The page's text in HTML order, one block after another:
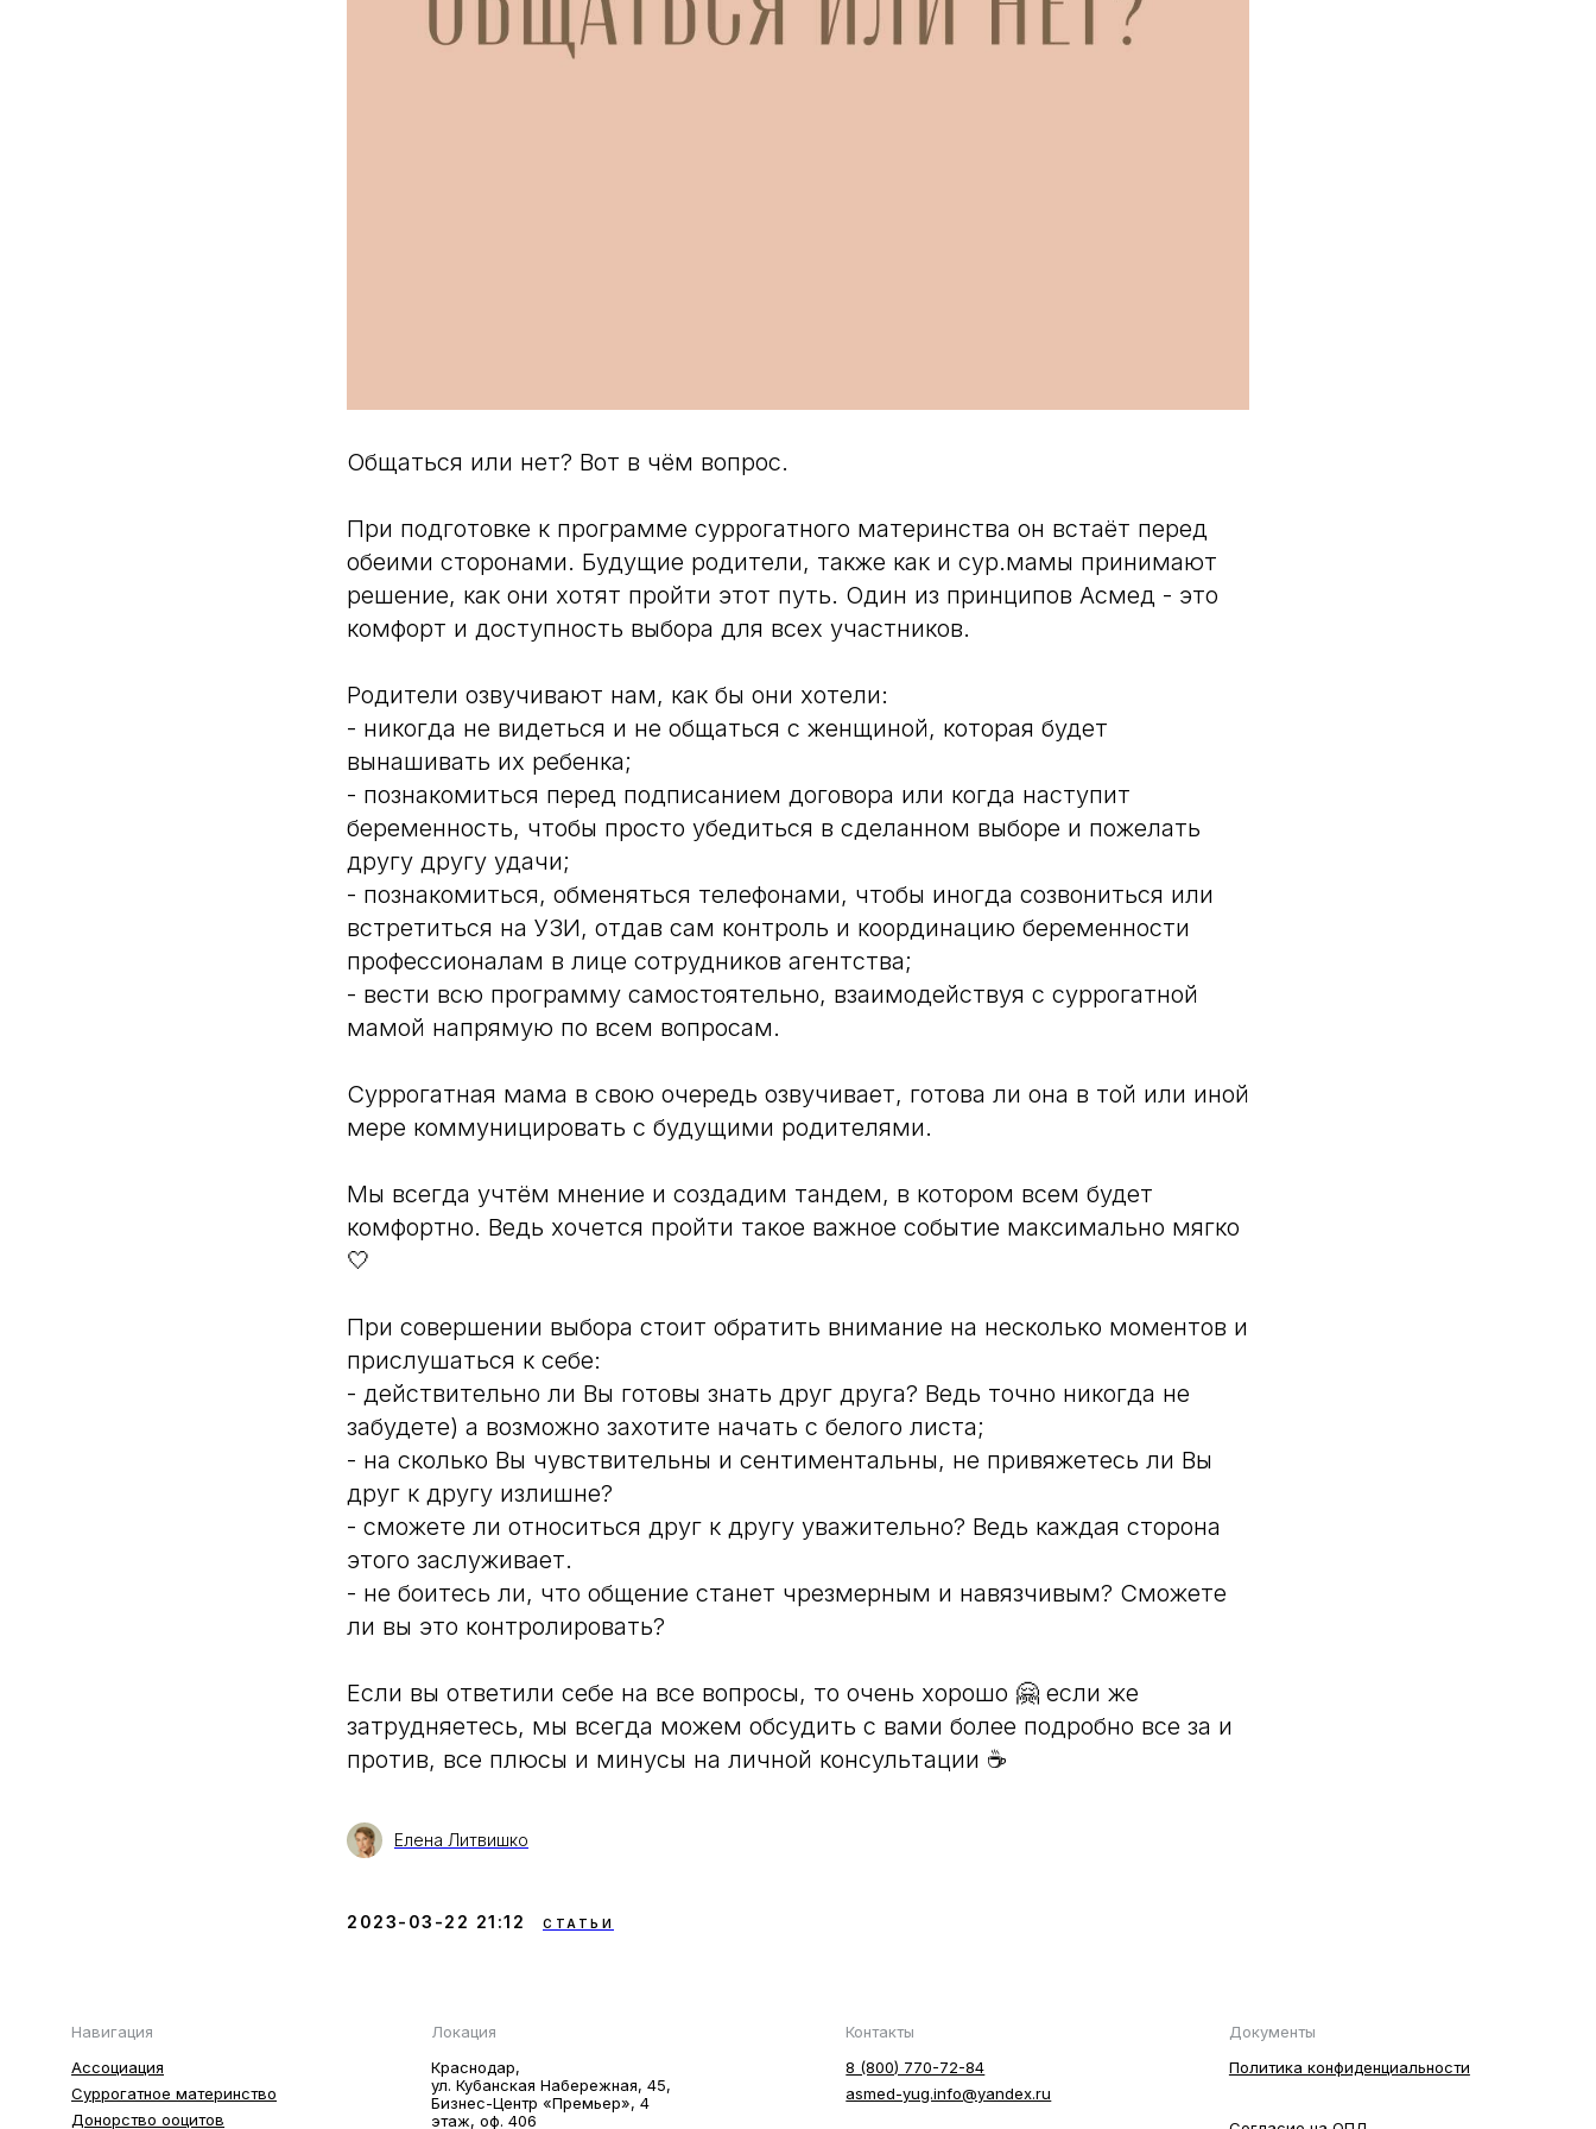
Общаться или нет? Вот в чём вопрос.
При подготовке к программе суррогатного материнства он встаёт перед
обеими сторонами. Будущие родители, также как и сур.мамы принимают
решение, как они хотят пройти этот путь. Один из принципов Асмед - это
комфорт и доступность выбора для всех участников.
Родители озвучивают нам, как бы они хотели:
- никогда не видеться и не общаться с женщиной, которая будет
вынашивать их ребенка;
- познакомиться перед подписанием договора или когда наступит
беременность, чтобы просто убедиться в сделанном выборе и пожелать
другу другу удачи;
- познакомиться, обменяться телефонами, чтобы иногда созвониться или
встретиться на УЗИ, отдав сам контроль и координацию беременности
профессионалам в лице сотрудников агентства;
- вести всю программу самостоятельно, взаимодействуя с суррогатной
мамой напрямую по всем вопросам.
Суррогатная мама в свою очередь озвучивает, готова ли она в той или иной
мере коммуницировать с будущими родителями.
Мы всегда учтём мнение и создадим тандем, в котором всем будет
комфортно. Ведь хочется пройти такое важное событие максимально мягко
🤍
При совершении выбора стоит обратить внимание на несколько моментов и
прислушаться к себе:
- действительно ли Вы готовы знать друг друга? Ведь точно никогда не
забудете) а возможно захотите начать с белого листа;
- на сколько Вы чувствительны и сентиментальны, не привяжетесь ли Вы
друг к другу излишне?
- сможете ли относиться друг к другу уважительно? Ведь каждая сторона
этого заслуживает.
- не боитесь ли, что общение станет чрезмерным и навязчивым? Сможете
ли вы это контролировать?
Если вы ответили себе на все вопросы, то очень хорошо 🤗 если же
затрудняетесь, мы всегда можем обсудить с вами более подробно все за и
против, все плюсы и минусы на личной консультации ☕️
Елена Литвишко
2023-03-22 21:12 СТАТЬИ
Политика конфиденциальности
Документы
asmed-yug.info@yandex.ru
8 (800) 770-72-84
Контакты
Краснодар,
ул. Кубанская Hабережная, 45,
Бизнес-Центр «Премьер», 4
этаж, оф. 406
Локация
Донорство ооцитов
Суррогатное материнство
Ассоциация
Навигация